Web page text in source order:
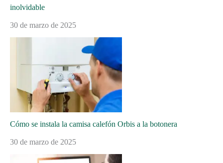
inolvidable
30 de marzo de 2025
Cómo se instala la camisa calefón Orbis a la botonera
30 de marzo de 2025